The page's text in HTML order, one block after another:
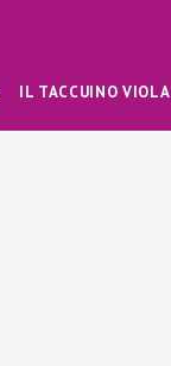
IL TACCUINO VIOLA